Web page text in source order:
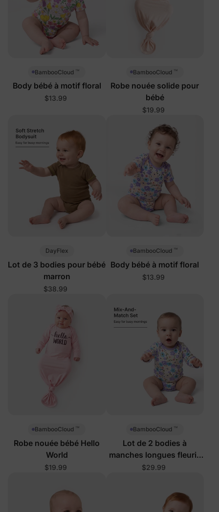
BambooCloud ™
Body bébé à motif floral
$13.99
BambooCloud ™
Robe nouée solide pour
bébé
$19.99
DayFlex
Lot de 3 bodies pour bébé
marron
$38.99
BambooCloud ™
Body bébé à motif floral
$13.99
BambooCloud ™
Robe nouée bébé Hello
World
$19.99
BambooCloud ™
Lot de 2 bodies à
manches longues fleuris
pour bébé
$29.99